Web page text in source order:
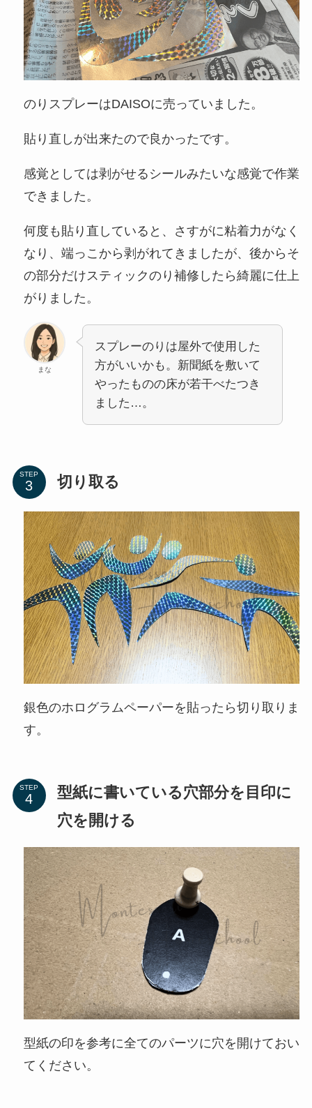
のりスプレーはDAISOに売っていました。
貼り直しが出来たので良かったです。
感覚としては剥がせるシールみたいな感覚で作業
できました。
何度も貼り直していると、さすがに粘着力がなく
なり、端っこから剥がれてきましたが、後からそ
の部分だけスティックのり補修したら綺麗に仕上
がりました。
まな
スプレーのりは屋外で使用した
方がいいかも。新聞紙を敷いて
やったものの床が若干べたつき
ました…。
STEP 切り取る
銀色のホログラムペーパーを貼ったら切り取りま
す。
STEP
型紙に書いている穴部分を目印に
穴を開ける
型紙の印を参考に全てのパーツに穴を開けておい
てください。